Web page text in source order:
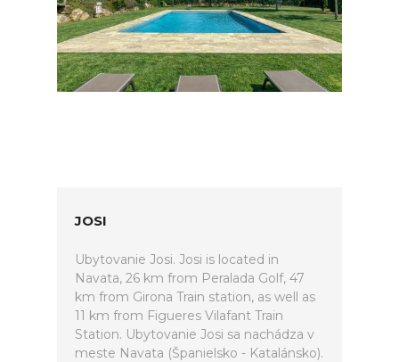
JOSI
Ubytovanie Josi. Josi is located in
Navata, 26 km from Peralada Golf, 47
km from Girona Train station, as well as
11 km from Figueres Vilafant Train
Station. Ubytovanie Josi sa nachádza v
meste Navata (Španielsko - Katalánsko).